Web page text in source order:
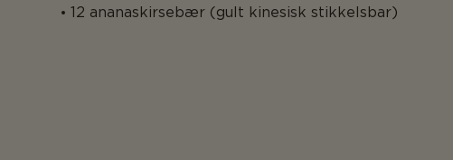
12 ananaskirsebær (gult kinesisk stikkelsbar)